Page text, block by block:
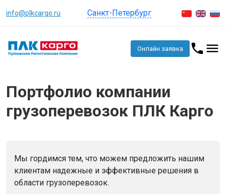
info@plkcargo.ru Санкт-Петербург
Онлайн заявка
Портфолио компании
грузоперевозок ПЛК Карго
Мы гордимся тем, что можем предложить нашим
клиентам надежные и эффективные решения в
области грузоперевозок.